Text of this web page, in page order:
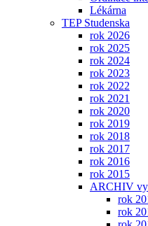
Lékárna
TEP Studenska
rok 2026
rok 2025
rok 2024
rok 2023
rok 2022
rok 2021
rok 2020
rok 2019
rok 2018
rok 2017
rok 2016
rok 2015
ARCHIV
rok
rok